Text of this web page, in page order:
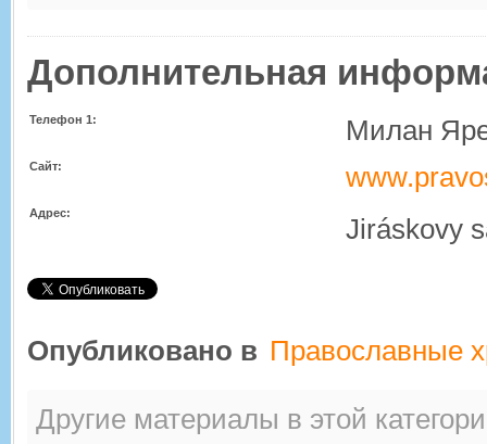
Дополнительная
Телефон 1: Милан
Сайт:
Адрес: Jiráskovy
Опубликовано в Православные
Другие материалы в этой